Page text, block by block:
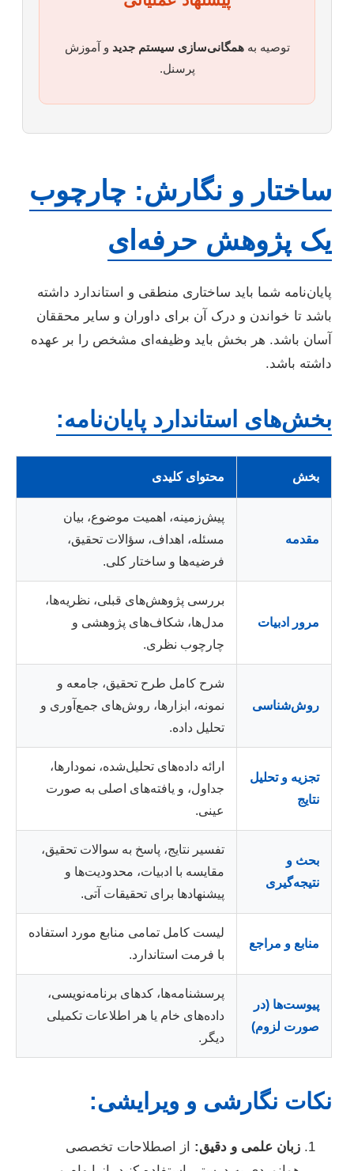
توصیه بههمگانی‌سازی سیستم جدید و آموزش
پرسنل.
ساختار و نگارش: چارچوب
یک پژوهش حرفه‌ای
پایان‌نامه شما باید ساختاری منطقی و استاندارد داشته
باشد تا خواندن و درک آن برای داوران و سایر محققان
آسان باشد. هر بخش باید وظیفه‌ای مشخص را بر عهده
داشته باشد.
بخش‌های استاندارد پایان‌نامه:
بخش محتوای کلیدی
مقدمه
پیش‌زمینه، اهمیت موضوع، بیان
مسئله، اهداف، سؤالات تحقیق،
فرضیه‌ها و ساختار کلی.
مرور ادبیات
بررسی پژوهش‌های قبلی، نظریه‌ها،
مدل‌ها، شکاف‌های پژوهشی و
چارچوب نظری.
روش‌شناسی
شرح کامل طرح تحقیق، جامعه و
نمونه، ابزارها، روش‌های جمع‌آوری و
تحلیل داده.
تجزیه و تحلیل
نتایج
ارائه داده‌های تحلیل‌شده، نمودارها،
جداول، و یافته‌های اصلی به صورت
عینی.
بحث و
نتیجه‌گیری
تفسیر نتایج، پاسخ به سوالات تحقیق،
مقایسه با ادبیات، محدودیت‌ها و
پیشنهادها برای تحقیقات آتی.
منابع و مراجع
لیست کامل تمامی منابع مورد استفاده
با فرمت استاندارد.
پیوست‌ها (در
صورت لزوم)
پرسشنامه‌ها، کدهای برنامه‌نویسی،
داده‌های خام یا هر اطلاعات تکمیلی
دیگر.
نکات نگارشی و ویرایشی:
زبان علمی و دقیق: از اصطلاحات تخصصی